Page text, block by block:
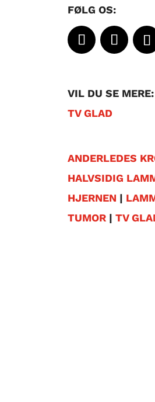
FØLG OS:
VIL DU SE MERE:
TV GLAD
ANDERLEDES
HALVSIDIG
HJERNEN |
TUMOR| TV